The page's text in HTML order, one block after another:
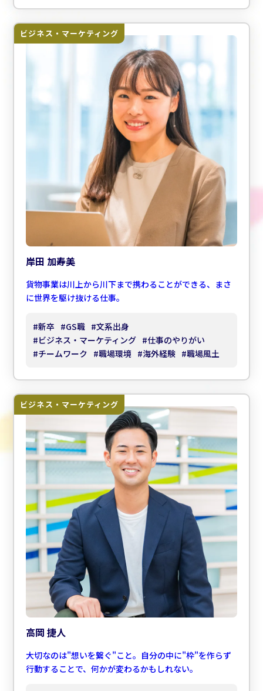
ビジネス・マーケティング
岸田 加寿美
貨物事業は川上から川下まで携わることができる、まさ
に世界を駆け抜ける仕事。
#新卒 #GS職 #文系出身
#ビジネス・マーケティング #仕事のやりがい
#チームワーク #職場環境 #海外経験 #職場風土
ビジネス・マーケティング
高岡 捷人
大切なのは"想いを繋ぐ"こと。自分の中に"枠"を作らず
行動することで、何かが変わるかもしれない。